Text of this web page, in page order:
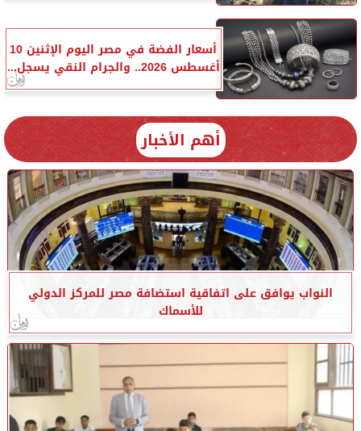
أسعار الفضة في مصر اليوم الإثنين 10
أغسطس 2026.. والجرام النقي يسجل...
أهم الأخبار
النواب يوافق على اتفاقية استضافة مصر للمركز الدولي
للأسماك